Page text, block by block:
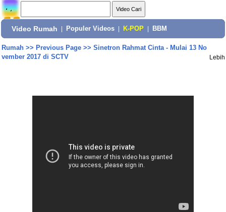
Video Rumah Populer Videos K-POP BBM
Rumah>> Previous Page>> Sinetron Rahmat Cinta - Mulai 13 No
vember 2017 di SCTV
Lebih